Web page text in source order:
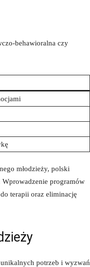
behawioralna czy
młodzieży, polski
Wprowadzenie programów
terapii oraz eliminację
potrzeb i wyzwań